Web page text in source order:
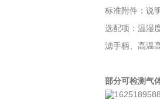
标准附件：说
选配项：温湿
滤手柄、高温
部分可检测气